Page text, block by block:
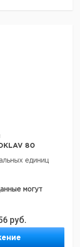
80
единиц
могут
руб.